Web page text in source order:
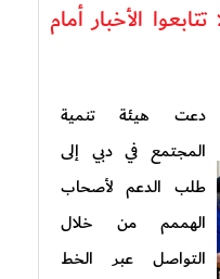
الأخبار أمام
دعت هيئة تنمية
المجتمع في دبي إلى
طلب الدعم لأصحاب
الهممم من خلال
التواصل عبر الخط